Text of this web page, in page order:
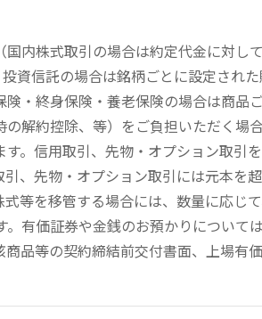
内株式取引の場合は約定代金に対し
資信託の場合は銘柄ごとに設定され
・終身保険・養老保険の場合は商品
解約控除、等）をご負担いただく場
。信用取引、先物・オプション取引
、先物・オプション取引には元本を
等を移管する場合には、数量に応じ
有価証券や金銭のお預かりについて
品等の契約締結前交付書面、上場有